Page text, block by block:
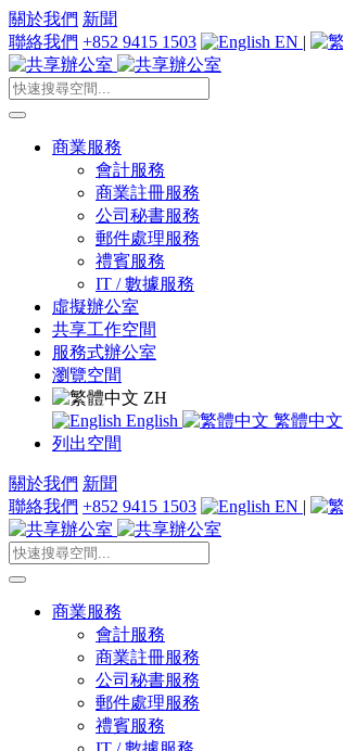
關於我們 新聞
聯絡我們 +852 9415 1503 EN |
商業服務
會計服務
商業註冊服務
公司秘書服務
郵件處理服務
禮賓服務
IT / 數據服務
虛擬辦公室
共享工作空間
服務式辦公室
瀏覽空間
ZH
English
繁體中文
列出空間
關於我們 新聞
聯絡我們 +852 9415 1503 EN |
商業服務
會計服務
商業註冊服務
公司秘書服務
郵件處理服務
禮賓服務